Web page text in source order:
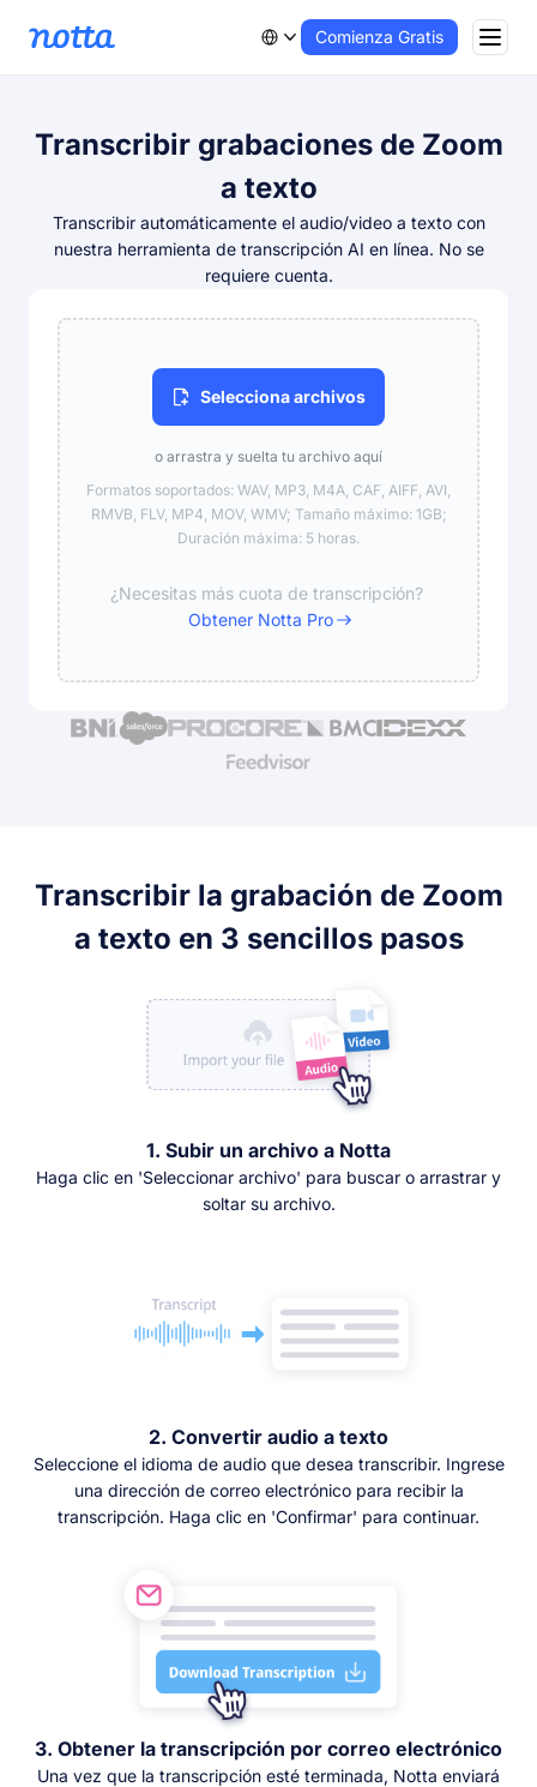
Comienza Gratis
Transcribir grabaciones de Zoom
a texto
Transcribir automáticamente el audio/video a texto con
nuestra herramienta de transcripción AI en línea. No se
requiere cuenta.
Selecciona archivos
o arrastra y suelta tu archivo aquí
Formatos soportados: WAV, MP3, M4A, CAF, AIFF, AVI,
RMVB, FLV, MP4, MOV, WMV; Tamaño máximo: 1GB;
Duración máxima: 5 horas.
¿Necesitas más cuota de transcripción?
Obtener Notta Pro
Transcribir la grabación de Zoom
a texto en 3 sencillos pasos
1. Subir un archivo a Notta
Haga clic en 'Seleccionar archivo' para buscar o arrastrar y
soltar su archivo.
2. Convertir audio a texto
Seleccione el idioma de audio que desea transcribir. Ingrese
una dirección de correo electrónico para recibir la
transcripción. Haga clic en 'Confirmar' para continuar.
3. Obtener la transcripción por correo electrónico
Una vez que la transcripción esté terminada, Notta enviará